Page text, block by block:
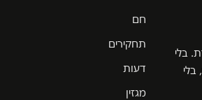
בלי
בלי
חם
תחקירים
דעות
מגזין